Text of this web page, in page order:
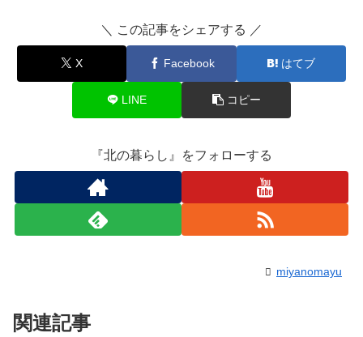
＼ この記事をシェアする ／
X Facebook はてブ
LINE コピー
『北の暮らし』をフォローする
miyanomayu
関連記事